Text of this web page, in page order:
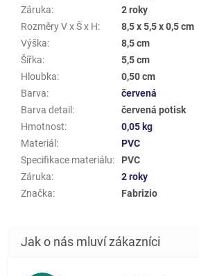
Záruka:
2 roky
Rozměry V x Š x H:
8,5 x 5,5 x 0,5 cm
Výška:
8,5 cm
Šířka:
5,5 cm
Hloubka:
0,50 cm
Barva:
červená
Barva detail :
červená potisk
Hmotnost:
0,05 kg
Materiál :
PVC
Specifikace materiálu:
PVC
Záruka:
2 roky
Značka: Fabrizio